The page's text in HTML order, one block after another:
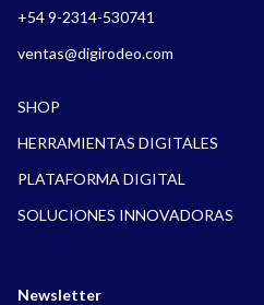
+54 9-2314-530741
ventas@digirodeo.com
SHOP
HERRAMIENTAS DIGITALES
PLATAFORMA DIGITAL
SOLUCIONES INNOVADORAS
Newsletter